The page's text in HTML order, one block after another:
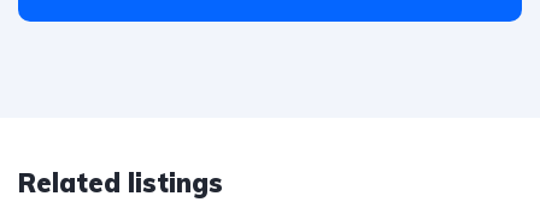
Related listings